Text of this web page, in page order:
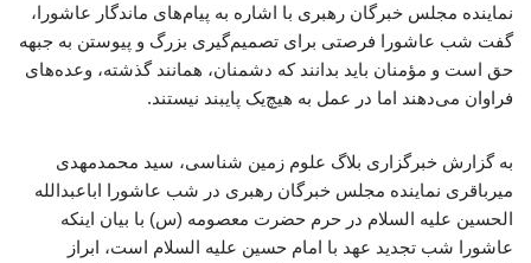
نماینده مجلس خبرگان رهبری با اشاره به پیام‌های ماندگار عاشورا،
گفت شب عاشورا فرصتی برای تصمیم‌گیری بزرگ و پیوستن به جبهه
حق است و مؤمنان باید بدانند که دشمنان، همانند گذشته، وعده‌های
فراوان می‌دهند اما در عمل به هیچ‌یک پایبند نیستند.
به گزارش خبرگزاری بلاگ علوم زمین شناسی، سید محمدمهدی
میرباقری نماینده مجلس خبرگان رهبری در شب عاشورا اباعبدالله
الحسین علیه السلام در حرم حضرت معصومه (س) با بیان اینکه
عاشورا شب تجدید عهد با امام حسین علیه السلام است، ابراز